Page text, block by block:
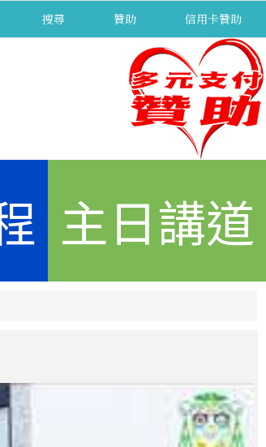
搜尋 贊助 信用卡贊助
主日講道